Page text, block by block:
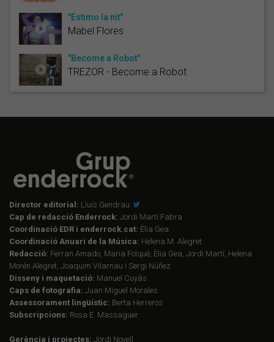
"Estimo la nit"
Mabel Flores
"Become a Robot"
TREZOR - Become a Robot
Director editorial: Lluís Gendrau
Cap de redacció Enderrock: Jordi Martí Fabra
Coordinació EDR i enderrock.cat: Èlia Gea
Coordinació Anuari de la Música: Helena M. Alegret
Redacció: Ferran Amado, Maria Folqué, Èlia Gea, Jordi Martí, Helena
Morén Alegret, Joaquim Vilarnau i Sergi Núñez
Disseny i maquetació: Manuel Cuyàs
Caps de fotografia: Juan Miguel Morales
Assessorament lingüístic: Berta Herreros
Subscripcions: Rosa E. Massaguer
Gerència i projectes: Jordi Novell